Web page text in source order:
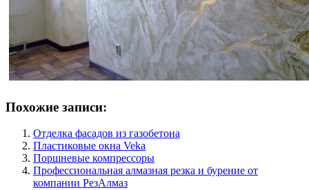
Похожие записи:
Отделка фасадов из газобетона
Пластиковые окна Veka
Поршневые компрессоры
Профессиональная алмазная резка и бурение от
компании РезАлмаз